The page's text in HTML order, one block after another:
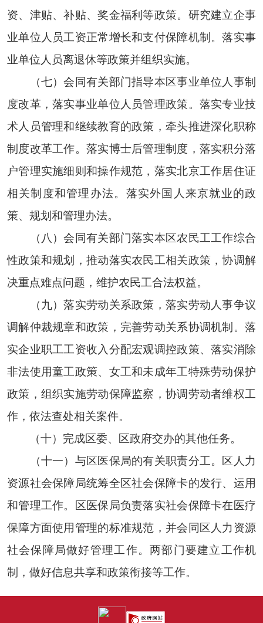
资、津贴、补贴、奖金福利等政策。研究建立企事
业单位人员工资正常增长和支付保障机制。落实事
业单位人员离退休等政策并组织实施。
（七）会同有关部门指导本区事业单位人事制
度改革，落实事业单位人员管理政策。落实专业技
术人员管理和继续教育的政策，牵头推进深化职称
制度改革工作。落实博士后管理制度，落实积分落
户管理实施细则和操作规范，落实北京工作居住证
相关制度和管理办法。落实外国人来京就业的政
策、规划和管理办法。
（八）会同有关部门落实本区农民工工作综合
性政策和规划，推动落实农民工相关政策，协调解
决重点难点问题，维护农民工合法权益。
（九）落实劳动关系政策，落实劳动人事争议
调解仲裁规章和政策，完善劳动关系协调机制。落
实企业职工工资收入分配宏观调控政策、落实消除
非法使用童工政策、女工和未成年工特殊劳动保护
政策，组织实施劳动保障监察，协调劳动者维权工
作，依法查处相关案件。
（十）完成区委、区政府交办的其他任务。
（十一）与区医保局的有关职责分工。区人力
资源社会保障局统筹全区社会保障卡的发行、运用
和管理工作。区医保局负责落实社会保障卡在医疗
保障方面使用管理的标准规范，并会同区人力资源
社会保障局做好管理工作。两部门要建立工作机
制，做好信息共享和政策衔接等工作。